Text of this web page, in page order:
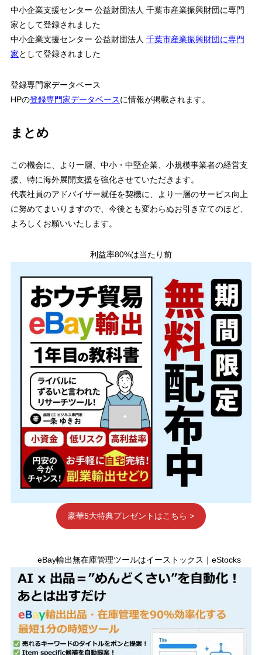
中小企業支援センター 公益財団法人 千葉市産業振興財団に専門
家として登録されました
中小企業支援センター 公益財団法人 千葉市産業振興財団に専門
家として登録されました
登録専門家データベース
HPの登録専門家データベースに情報が掲載されます。
まとめ
この機会に、より一層、中小・中堅企業、小規模事業者の経営支
援、特に海外展開支援を強化させていただきます。
代表社員のアドバイザー就任を契機に、より一層のサービス向上
に努めてまいりますので、今後とも変わらぬお引き立てのほど、
よろしくお願いいたします。
利益率80%は当たり前
豪華5大特典プレゼントはこちら >
eBay輸出無在庫管理ツールはイーストックス｜eStocks